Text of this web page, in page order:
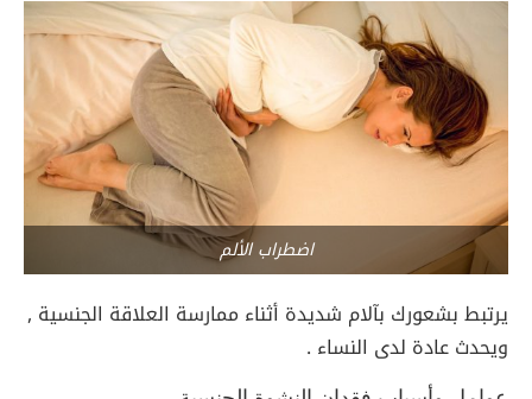
اضطراب الألم
يرتبط بشعورك بآلام شديدة أثناء ممارسة العلاقة الجنسية ,
ويحدث عادة لدى النساء .